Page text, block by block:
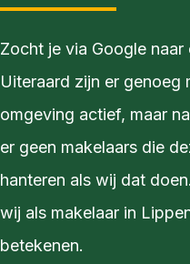
Zocht je via Google naar
Uiteraard zijn er genoeg
omgeving actief, maar
er geen makelaars die
hanteren als wij dat
wij als makelaar in
betekenen.